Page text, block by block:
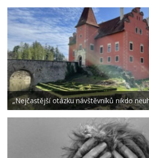
„Nejčastější otázku návštěvníků nikdo